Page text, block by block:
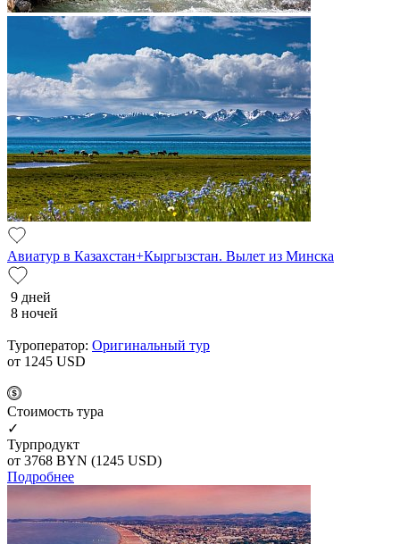
Авиатур в Казахстан+Кыргызстан. Вылет из Минска
9 дней
8 ночей
Туроператор: Оригинальный тур
от 1245 USD
Cтоимость тура
✓
Турпродукт
от 3768 BYN (1245 USD)
Подробнее